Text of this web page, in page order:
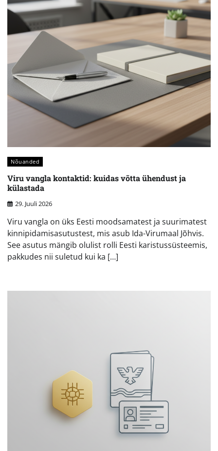
Nõuanded
Viru vangla kontaktid: kuidas võtta ühendust ja
külastada
29. Juuli 2026
Viru vangla on üks Eesti moodsamatest ja suurimatest
kinnipidamisasutustest, mis asub Ida-Virumaal Jõhvis.
See asutus mängib olulist rolli Eesti karistussüsteemis,
pakkudes nii suletud kui ka […]